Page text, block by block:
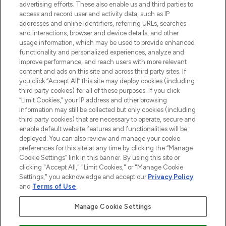
oder über die App mit kostenloser
Lieferung ab einem Einkaufswert von 30€.
Cookie-Einwilligung
Do Not Sell or Share My Personal
Information
HILFE & INFORMATION
IMPRESSUM
ÜBER LOOKFANTASTIC
Pay Securely With
advertising efforts. These also enable us and third parties to
access and record user and activity data, such as IP
addresses and online identifiers, referring URLs, searches
and interactions, browser and device details, and other
usage information, which may be used to provide enhanced
functionality and personalized experiences, analyze and
improve performance, and reach users with more relevant
content and ads on this site and across third party sites. If
you click “Accept All” this site may deploy cookies (including
third party cookies) for all of these purposes. If you click
“Limit Cookies,” your IP address and other browsing
information may still be collected but only cookies (including
third party cookies) that are necessary to operate, secure and
enable default website features and functionalities will be
deployed. You can also review and manage your cookie
preferences for this site at any time by clicking the “Manage
Cookie Settings” link in this banner. By using this site or
clicking "Accept All," "Limit Cookies," or "Manage Cookie
Settings," you acknowledge and accept our Privacy Policy
and Terms of Use.
Manage Cookie Settings